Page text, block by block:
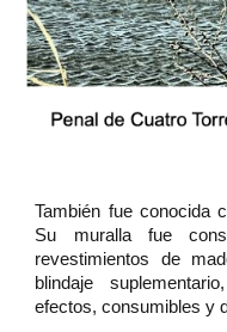
También fue conocida
Su muralla fue
revestimientos de
blindaje
efectos, consumibles y